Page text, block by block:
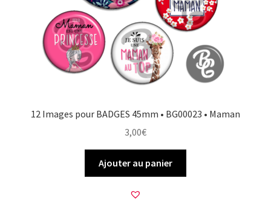
12 Images pour BADGES 45mm • BG00023 • Maman
3,00€
Ajouter au panier